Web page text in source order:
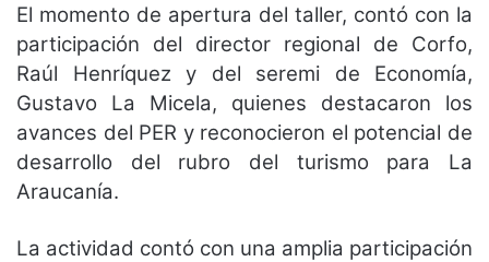
El momento de apertura del taller, contó con la
participación del director regional de Corfo,
Raúl Henríquez y del seremi de Economía,
Gustavo La Micela, quienes destacaron los
avances del PER y reconocieron el potencial de
desarrollo del rubro del turismo para La
Araucanía.
La actividad contó con una amplia participación